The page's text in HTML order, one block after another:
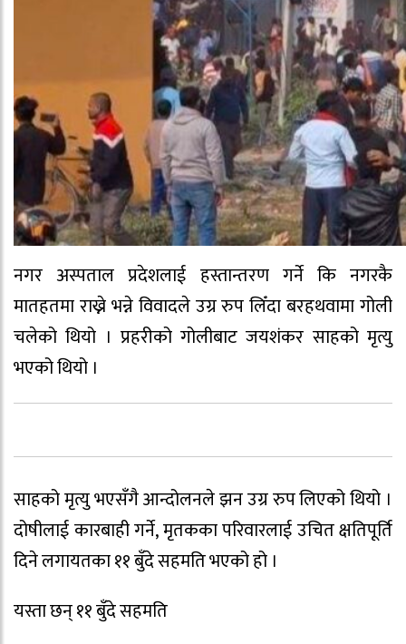
नगर अस्पताल प्रदेशलाई हस्तान्तरण गर्ने कि नगरकै
मातहतमा राख्ने भन्ने विवादले उग्र रुप लिँदा बरहथवामा गोली
चलेको थियो । प्रहरीको गोलीबाट जयशंकर साहको मृत्यु
भएको थियो ।
साहको मृत्यु भएसँगै आन्दोलनले झन उग्र रुप लिएको थियो ।
दोषीलाई कारबाही गर्ने, मृतकका परिवारलाई उचित क्षतिपूर्ति
दिने लगायतका ११ बुँदे सहमति भएको हो ।
यस्ता छन् ११ बुँदे सहमति